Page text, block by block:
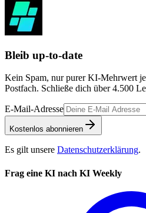
Bleib up-to-date
Kein Spam, nur purer KI-Mehrwert
Postfach. Schließe dich über4.500
E-Mail-Adresse
Kostenlos abonnieren
Es gilt unsere Datenschutzerklärung.
Frag eine KI nach KI Weekly